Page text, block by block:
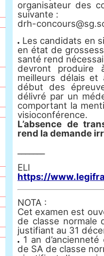
organisateur des
suivante :
drh-
Les candidats en
en état de
santé rend
devront produire
meilleurs délais
début des
délivré par un
comportant la
visioconférence.
L’absence de
rend la demande
https://
NOTA :
Cet examen est
de classe normale
justifiant au 31
1 an
de SA de classe